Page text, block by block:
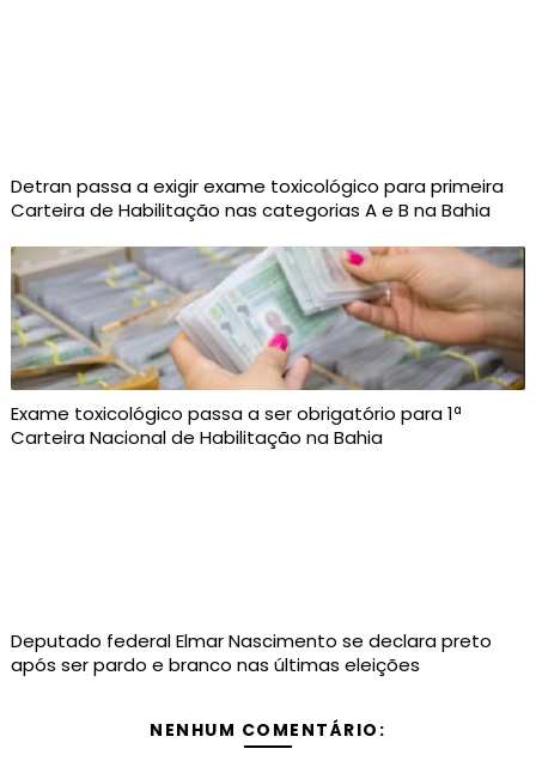
Detran passa a exigir exame toxicológico para primeira
Carteira de Habilitação nas categorias A e B na Bahia
Exame toxicológico passa a ser obrigatório para 1ª
Carteira Nacional de Habilitação na Bahia
Deputado federal Elmar Nascimento se declara preto
após ser pardo e branco nas últimas eleições
NENHUM COMENTÁRIO: